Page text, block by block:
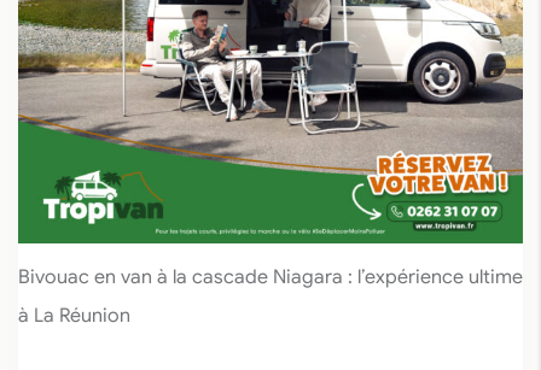
Bivouac en van à la cascade Niagara : l’expérience ultime
à La Réunion